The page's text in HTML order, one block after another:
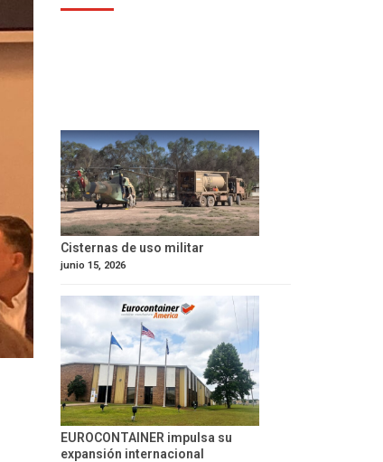
Cisternas de uso militar
junio 15, 2026
EUROCONTAINER impulsa su
expansión internacional